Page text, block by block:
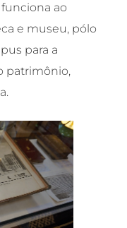
ao
e museu, pólo
para a
patrimônio,